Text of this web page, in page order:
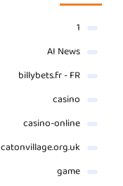
1
AI News
billybets.fr - FR
casino
casino-online
catonvillage.org.uk
game